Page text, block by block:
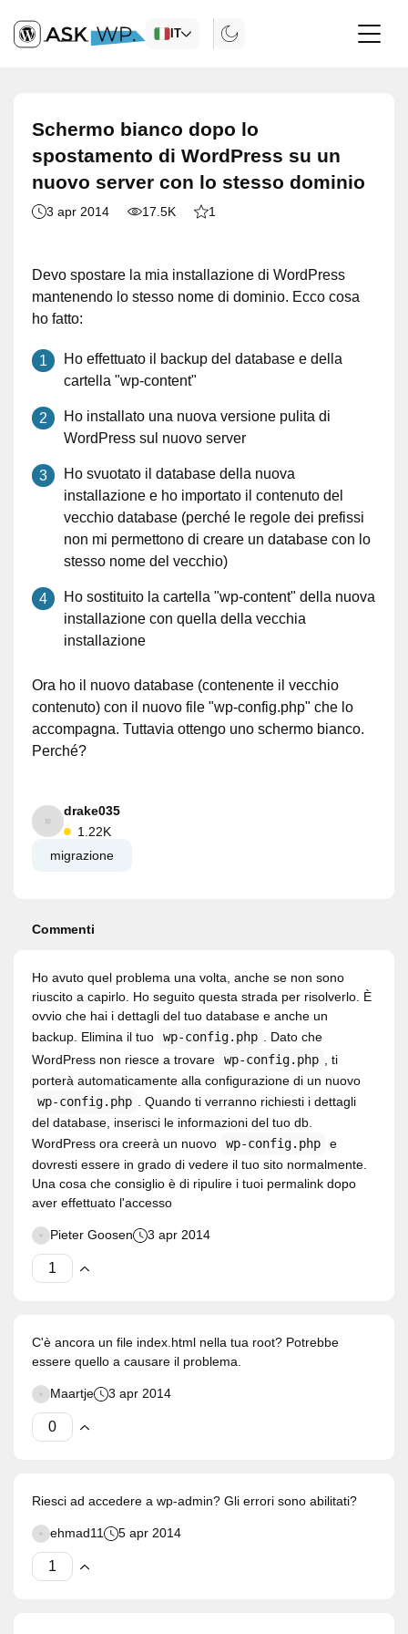
IT
Schermo bianco dopo lo
spostamento di WordPress su un
nuovo server con lo stesso dominio
3 apr 2014 17.5K 1
Devo spostare la mia installazione di WordPress
mantenendo lo stesso nome di dominio. Ecco cosa
ho fatto:
Ho effettuato il backup del database e della
cartella "wp-content"
Ho installato una nuova versione pulita di
WordPress sul nuovo server
Ho svuotato il database della nuova
installazione e ho importato il contenuto del
vecchio database (perché le regole dei prefissi
non mi permettono di creare un database con lo
stesso nome del vecchio)
Ho sostituito la cartella "wp-content" della nuova
installazione con quella della vecchia
installazione
Ora ho il nuovo database (contenente il vecchio
contenuto) con il nuovo file "wp-config.php" che lo
accompagna. Tuttavia ottengo uno schermo bianco.
Perché?
drake035
1.22K
migrazione
Commenti
Ho avuto quel problema una volta, anche se non sono
riuscito a capirlo. Ho seguito questa strada per risolverlo. È
ovvio che hai i dettagli del tuo database e anche un
backup. Elimina il tuo
wp-config.php
. Dato che
WordPress non riesce a trovare
wp-config.php
, ti
porterà automaticamente alla configurazione di un nuovo
wp-config.php
. Quando ti verranno richiesti i dettagli
del database, inserisci le informazioni del tuo db.
WordPress ora creerà un nuovo
wp-config.php
e
dovresti essere in grado di vedere il tuo sito normalmente.
Una cosa che consiglio è di ripulire i tuoi permalink dopo
aver effettuato l'accesso
Pieter Goosen 3 apr 2014
C'è ancora un file index.html nella tua root? Potrebbe
essere quello a causare il problema.
Maartje 3 apr 2014
Riesci ad accedere a wp-admin? Gli errori sono abilitati?
ehmad11 5 apr 2014